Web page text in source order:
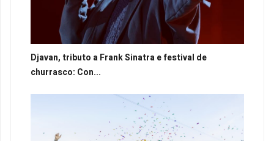
Djavan, tributo a Frank Sinatra e festival de
churrasco: Con...